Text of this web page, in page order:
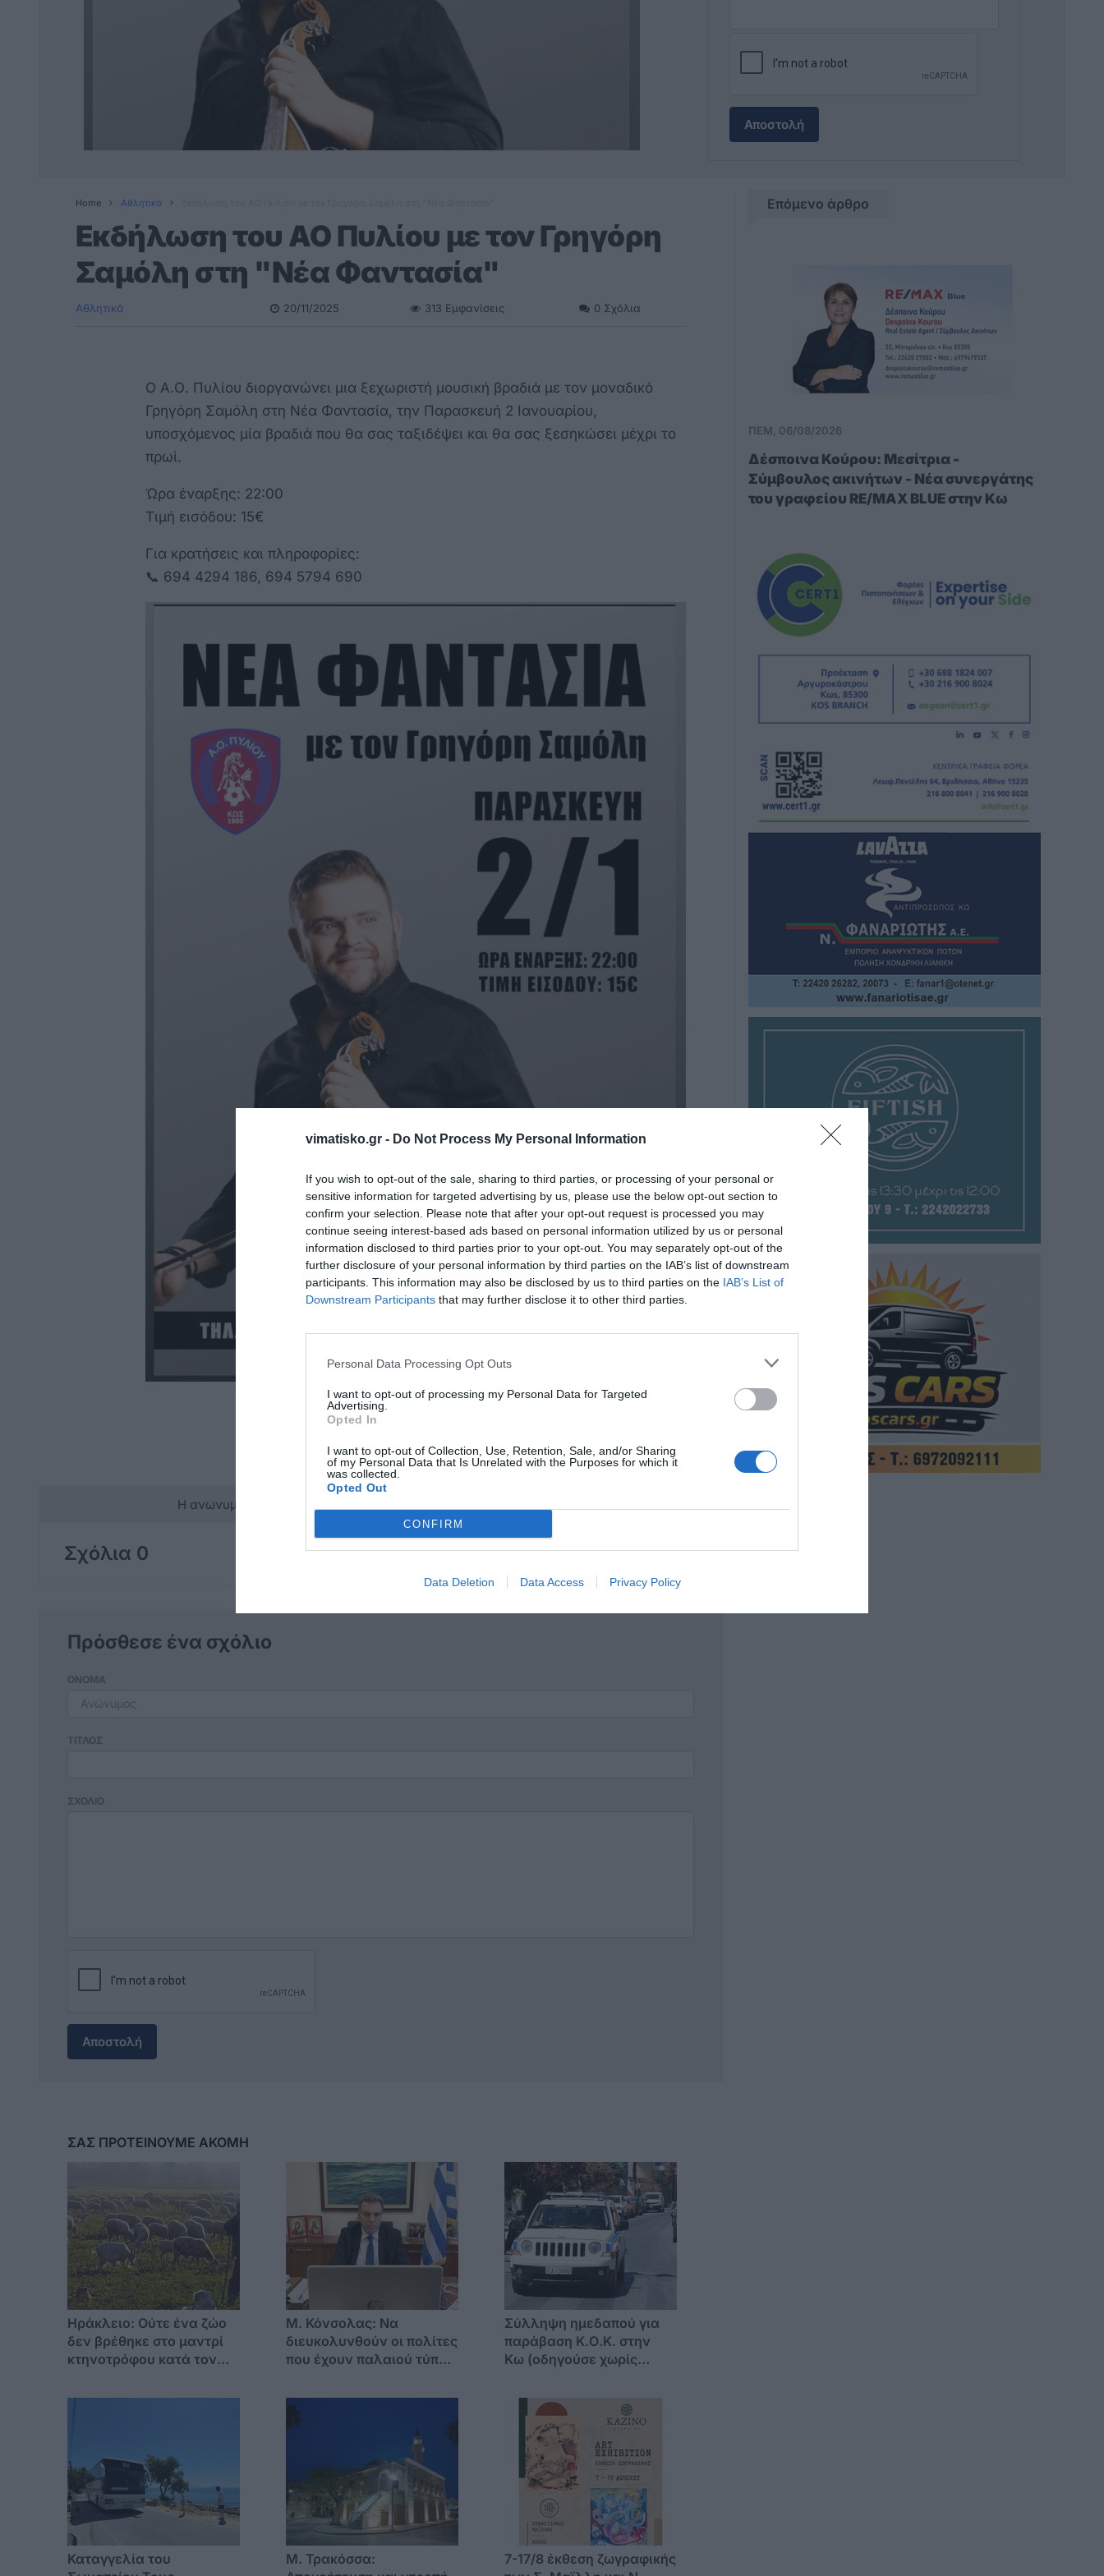
vimatisko.gr - Do Not Process My Personal Information
If you wish to opt-out of the sale, sharing to third parties, or processing of your personal or
sensitive information for targeted advertising by us, please use the below opt-out section to
confirm your selection. Please note that after your opt-out request is processed you may
continue seeing interest-based ads based on personal information utilized by us or personal
information disclosed to third parties prior to your opt-out. You may separately opt-out of the
further disclosure of your personal information by third parties on the IAB’s list of downstream
participants. This information may also be disclosed by us to third parties on the IAB’s List of
Downstream Participants that may further disclose it to other third parties.
Personal Data Processing Opt Outs
I want to opt-out of processing my Personal Data for Targeted
Advertising.
Opted In
I want to opt-out of Collection, Use, Retention, Sale, and/or Sharing
of my Personal Data that Is Unrelated with the Purposes for which it
was collected.
Opted Out
CONFIRM
Data Deletion Data Access Privacy Policy
Αποστολή
Home Αθλητικά
Εκδήλωση του ΑΟ Πυλίου με τον Γρηγόρη
Σαμόλη στη "Νέα Φαντασία"
Αθλητικά 20/11/2025 313 Εμφανίσεις 0 Σχόλια
Ο Α.Ο. Πυλίου διοργανώνει μια ξεχωριστή μουσική βραδιά με τον μοναδικό
Γρηγόρη Σαμόλη στη Νέα Φαντασία, την Παρασκευή 2 Ιανουαρίου,
υποσχόμενος μία βραδιά που θα σας ταξιδέψει και θα σας ξεσηκώσει μέχρι το
πρωί.
Ώρα έναρξης: 22:00
Τιμή εισόδου: 15€
Για κρατήσεις και πληροφορίες:
📞 694 4294 186, 694 5794 690
Η ανωνυμία είναι το καλύτερο κρησφύγετο δειλίας και χυδαιότητας!
Σχόλια 0
Πρόσθεσε ένα σχόλιο
ΟΝΟΜΑ
ΤΙΤΛΟΣ
ΣΧΟΛΙΟ
Αποστολή
ΣΑΣ ΠΡΟΤΕΙΝΟΥΜΕ ΑΚΟΜΗ
Ηράκλειο: Ούτε ένα ζώο
δεν βρέθηκε στο μαντρί
κτηνοτρόφου κατά τον
αδερφός του με λειψά
Μ. Κόνσολας: Να
διευκολυνθούν οι πολίτες
που έχουν παλαιού τύπου
έκδοση διαβατηρίου
Σύλληψη ημεδαπού για
παράβαση Κ.Ο.Κ. στην
Κω (οδηγούσε χωρίς
πινακίδες)
Καταγγελία του
Μ. Τρακόσσα:
7-17/8 έκθεση ζωγραφικής
Επόμενο άρθρο
ΠΕΜ, 06/08/2026
Δέσποινα Κούρου: Μεσίτρια -
Σύμβουλος ακινήτων - Νέα συνεργάτης
του γραφείου RE/MAX BLUE στην Κω